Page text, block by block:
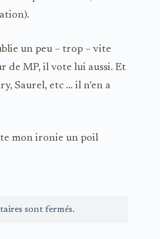
un peu – trop – vite
de MP, il vote lui aussi. Et
Saurel, etc … il n’en a
mon ironie un poil
sont fermés.